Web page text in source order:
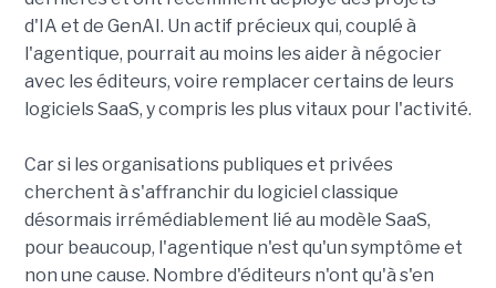
d'IA et de GenAI. Un actif précieux qui, couplé à
l'agentique, pourrait au moins les aider à négocier
avec les éditeurs, voire remplacer certains de leurs
logiciels SaaS, y compris les plus vitaux pour l'activité.
Car si les organisations publiques et privées
cherchent à s'affranchir du logiciel classique
désormais irrémédiablement lié au modèle SaaS,
pour beaucoup, l'agentique n'est qu'un symptôme et
non une cause. Nombre d'éditeurs n'ont qu'à s'en